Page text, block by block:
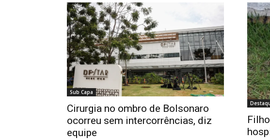
Sub Capa
Cirurgia no ombro de Bolsonaro
ocorreu sem intercorrências, diz
equipe